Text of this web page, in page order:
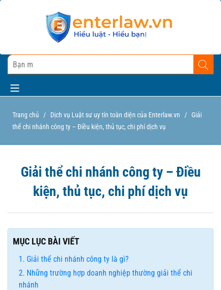
Trang chủ / Dịch vụ Luật sư uy tín toàn diện của Enterlaw.vn /
Giải
thể chi nhánh công ty – Điều kiện, thủ tục, chi phí dịch vụ
Giải thể chi nhánh công ty – Điều
kiện, thủ tục, chi phí dịch vụ
MỤC LỤC BÀI VIẾT
Giải thể chi nhánh công ty là gì?
Những trường hợp doanh nghiệp thường giải thể chi
nhánh